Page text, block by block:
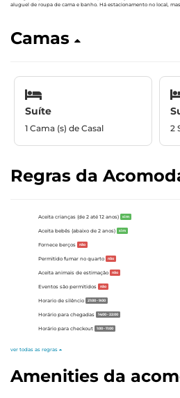
aluguel de roupa de cama e banho. Há estacionamento no local,
Camas
Suíte
1 Cama (s) de Casal 2
Regras da
Aceita crianças (de 2 até 12 anos) sim
Aceita bebês (abaixo de 2 anos) sim
Fornece berços não
Permitido fumar no quarto não
Aceita animais de estimação não
Eventos são permitidos não
Horario de silêncio 21:00 - 9:00
Horário para chegadas 14:00 - 22:00
Horário para checkout 1:00 - 11:00
ver todas as regras
Amenities da